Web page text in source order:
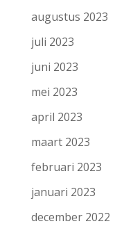
augustus 2023
juli 2023
juni 2023
mei 2023
april 2023
maart 2023
februari 2023
januari 2023
december 2022